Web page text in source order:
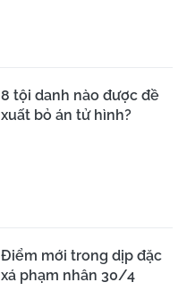
8 tội danh nào được đề
xuất bỏ án tử hình?
Điểm mới trong dịp đặc
xá phạm nhân 30/4